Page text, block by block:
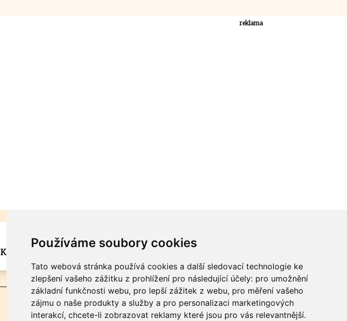
Používáme soubory cookies
Tato webová stránka používá cookies a další sledovací technologie ke
zlepšení vašeho zážitku z prohlížení pro následující účely: pro umožnění
základní funkčnosti webu, pro lepší zážitek z webu, pro měření vašeho
zájmu o naše produkty a služby a pro personalizaci marketingových
interakcí, chcete-li zobrazovat reklamy které jsou pro vás relevantnější.
reklama
Máte zajímavou informaci? Chcete spolupracovat?
Kontaktujte šéfredaktora Martina Chalupu: